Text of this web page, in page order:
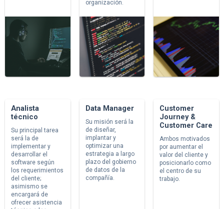
organización.
Analista
técnico
Su principal tarea
será la de
implementar y
desarrollar el
software según
los requerimientos
del cliente;
asimismo se
encargará de
ofrecer asistencia
Data Manager
Su misión será la
de diseñar,
implantar y
optimizar una
estrategia a largo
plazo del gobierno
de datos de la
compañía.
Customer
Journey &
Customer Care
Ambos motivados
por aumentar el
valor del cliente y
posicionarlo como
el centro de su
trabajo.